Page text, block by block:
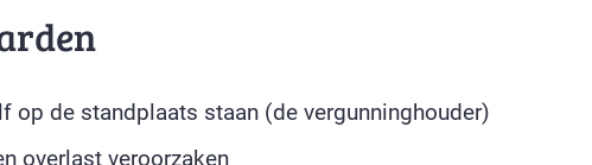
op de standplaats staan (de vergunninghouder)
overlast veroorzaken